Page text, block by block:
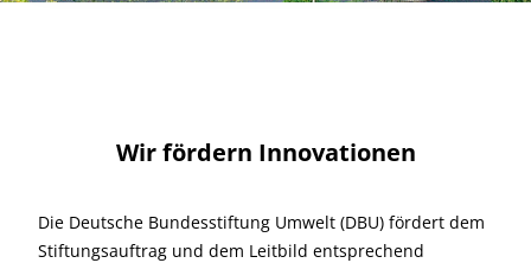
Wir fördern Innovationen
Die Deutsche Bundesstiftung Umwelt (DBU) fördert dem
Stiftungsauftrag und dem Leitbild entsprechend